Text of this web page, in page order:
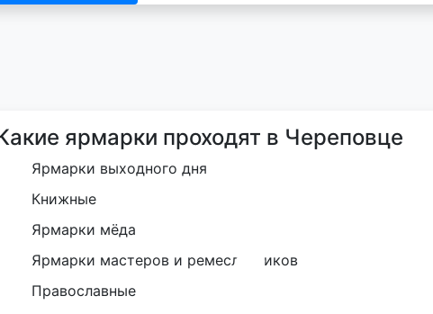
ярмарки проходят в Череповце
Ярмарки выходного дня
Книжные
Ярмарки мёда
Ярмарки мастеров и ремесленников
Православные